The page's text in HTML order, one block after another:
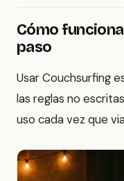
Cómo
paso
Usar Couchsurfing
las reglas no
uso cada vez que